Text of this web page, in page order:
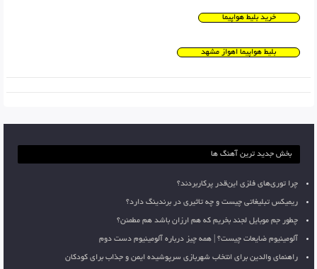
خرید بلیط هواپیما
بلیط هواپیما اهواز مشهد
بخش جدید ترین آهنگ ها
چرا توری‌های فلزی این‌قدر پرکاربردند؟
ریمیکس تبلیغاتی چیست و چه تاثیری در برندینگ دارد؟
چطور جم موبایل لجند بخریم که هم ارزان باشد هم مطمئن؟
آلومینیوم ضایعات چیست؟ | همه چیز درباره آلومینیوم دست دوم
راهنمای والدین برای انتخاب شهربازی سرپوشیده ایمن و جذاب برای کودکان